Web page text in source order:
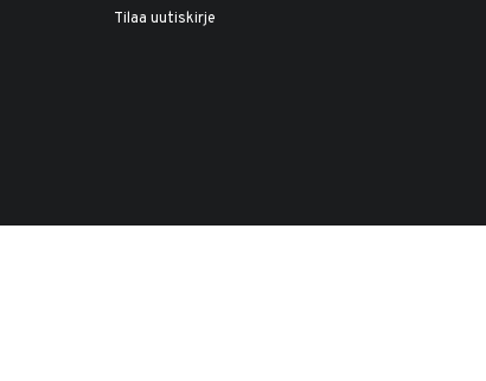
Tilaa uutiskirje